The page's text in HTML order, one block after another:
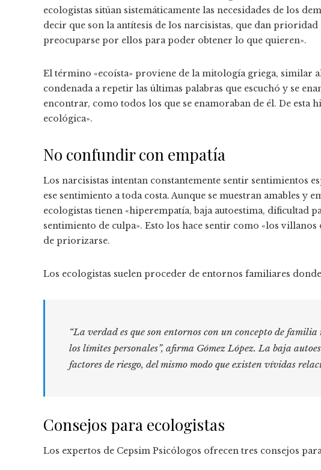
ecologistas sitúan sistemáticamente las necesidades de los
decir que son la antítesis de los narcisistas, que dan prioridad
preocuparse por ellos para poder obtener lo que quieren».
El término «ecoísta» proviene de la mitología griega, similar
condenada a repetir las últimas palabras que escuchó y se
encontrar, como todos los que se enamoraban de él. De esta
ecológica».
No confundir con empatía
Los narcisistas intentan constantemente sentir sentimientos
ese sentimiento a toda costa. Aunque se muestran amables y
ecologistas tienen «hiperempatía, baja autoestima, dificultad
sentimiento de culpa». Esto los hace sentir como «los
de priorizarse.
Los ecologistas suelen proceder de entornos familiares
“La verdad es que son entornos con un concepto de
los límites personales”, afirma Gómez López. La baja
factores de riesgo, del mismo modo que existen vívidas
Consejos para ecologistas
Los expertos de Cepsim Psicólogos ofrecen tres consejos